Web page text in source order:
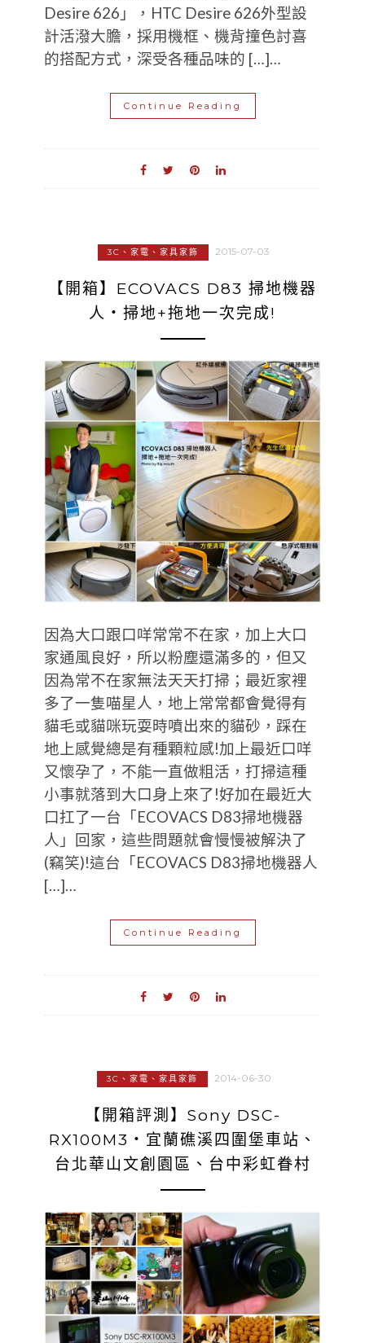
Desire 626」，HTC Desire 626外型設
計活潑大膽，採用機框、機背撞色討喜
的搭配方式，深受各種品味的 […]…
Continue Reading
3C、家電、家具家飾 2015-07-03
【開箱】ECOVACS D83 掃地機器
人‧掃地+拖地一次完成!
因為大口跟口咩常常不在家，加上大口
家通風良好，所以粉塵還滿多的，但又
因為常不在家無法天天打掃；最近家裡
多了一隻喵星人，地上常常都會覺得有
貓毛或貓咪玩耍時噴出來的貓砂，踩在
地上感覺總是有種顆粒感!加上最近口咩
又懷孕了，不能一直做粗活，打掃這種
小事就落到大口身上來了!好加在最近大
口扛了一台「ECOVACS D83掃地機器
人」回家，這些問題就會慢慢被解決了
(竊笑)!這台「ECOVACS D83掃地機器人
[…]…
Continue Reading
3C、家電、家具家飾 2014-06-30
【開箱評測】Sony DSC-
RX100M3‧宜蘭礁溪四圍堡車站、
台北華山文創園區、台中彩虹眷村